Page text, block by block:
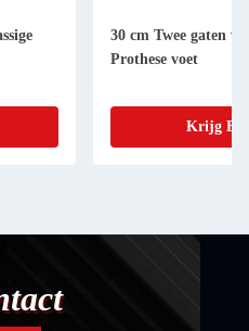
30 cm Twee gaten
Prothese voet
Krijg